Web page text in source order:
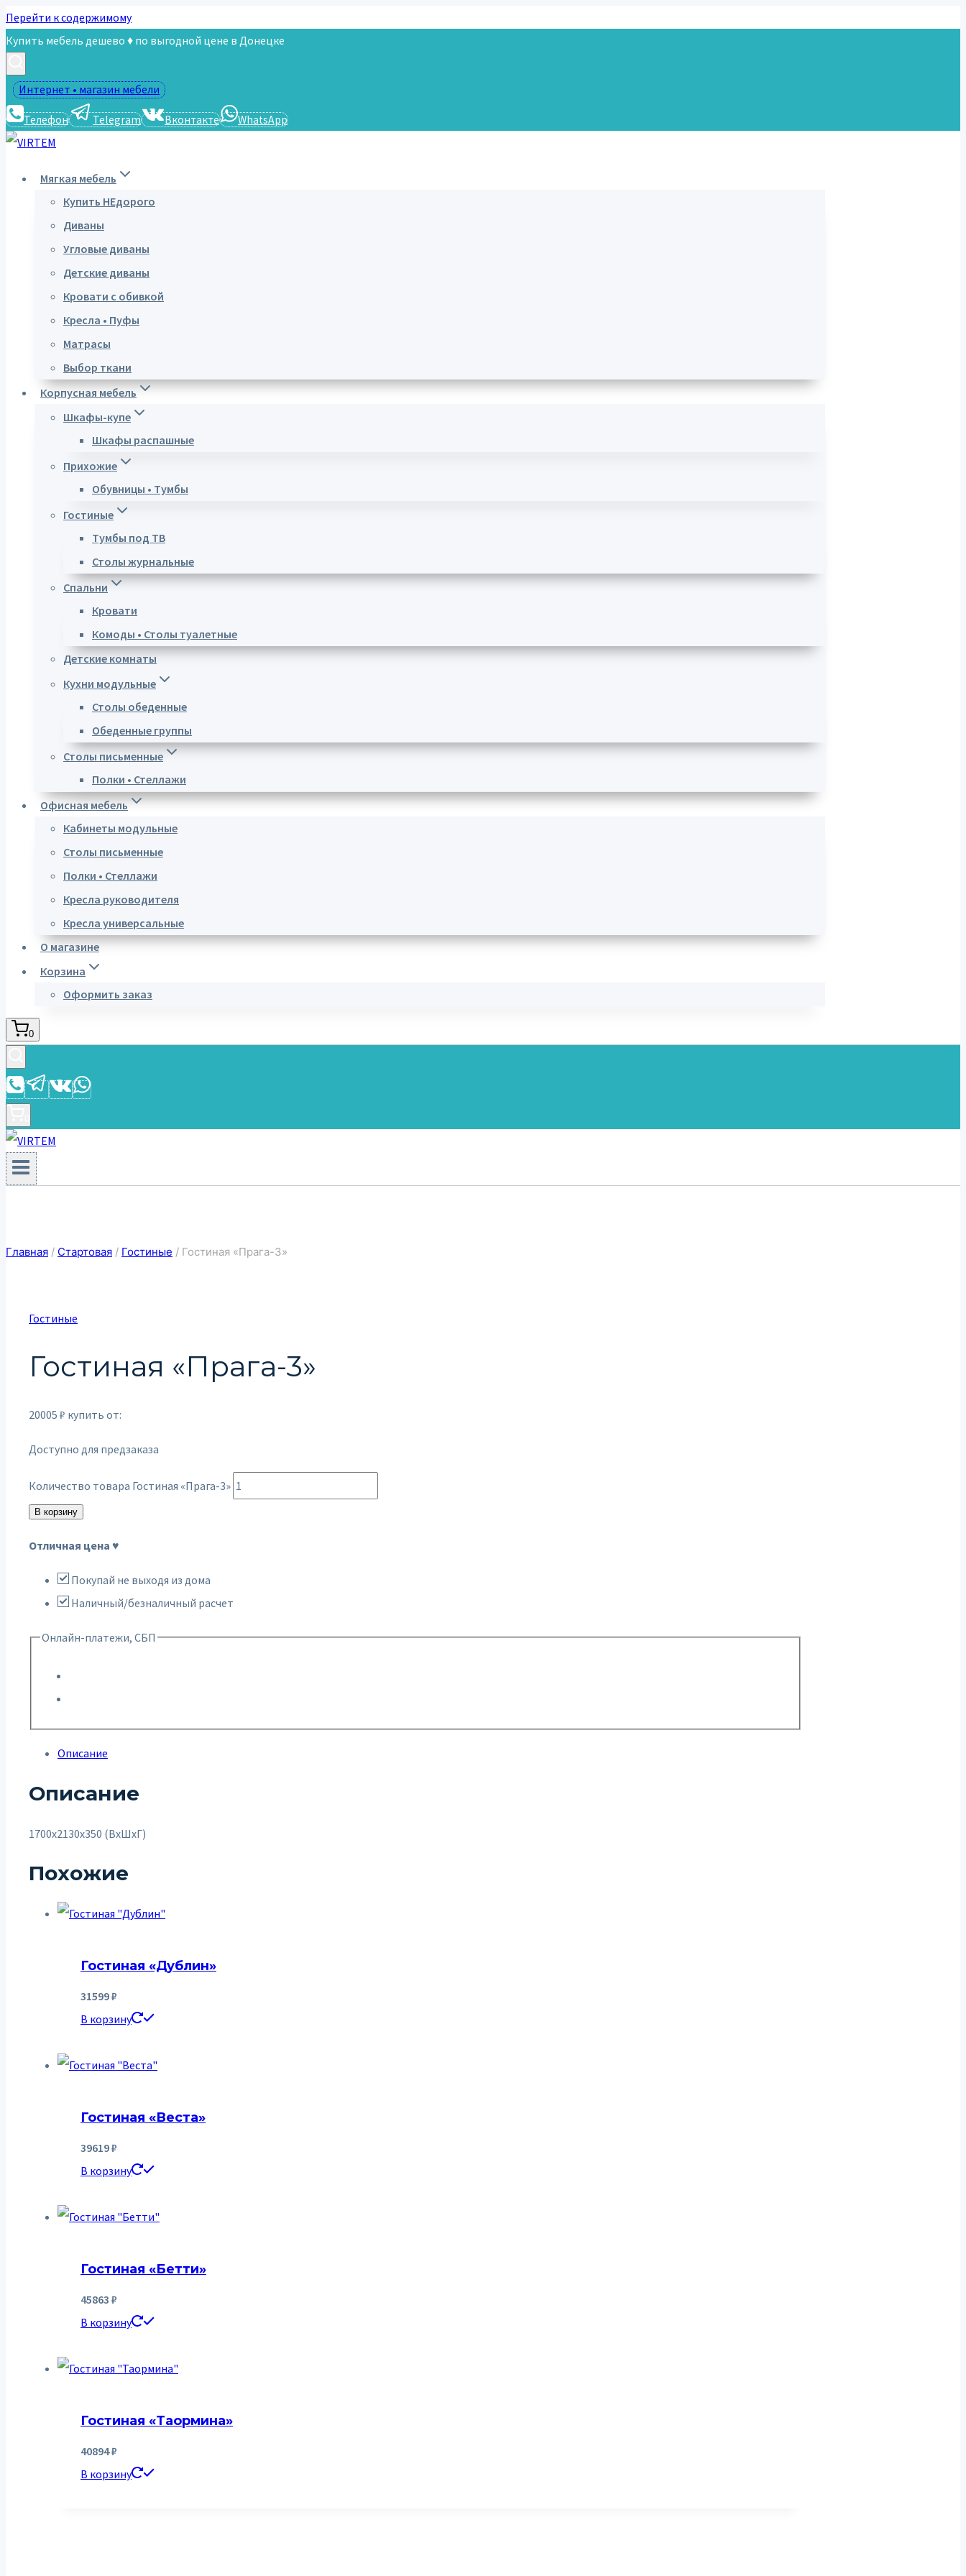
Перейти к содержимому
Купить мебель дешево ♦ по выгодной цене в Донецке
Интернет • магазин мебели
Телефон Telegram Вконтакте WhatsApp
Мягкая мебель
Купить НЕдорого
Диваны
Угловые диваны
Детские диваны
Кровати с обивкой
Кресла • Пуфы
Матрасы
Выбор ткани
Корпусная мебель
Шкафы-купе
Шкафы распашные
Прихожие
Обувницы • Тумбы
Гостиные
Тумбы под ТВ
Столы журнальные
Спальни
Кровати
Комоды • Столы туалетные
Детские комнаты
Кухни модульные
Столы обеденные
Обеденные группы
Столы письменные
Полки • Стеллажи
Офисная мебель
Кабинеты модульные
Столы письменные
Полки • Стеллажи
Кресла руководителя
Кресла универсальные
О магазине
Корзина
Оформить заказ
0
Главная / Стартовая / Гостиные / Гостиная «Прага-3»
Гостиные
Гостиная «Прага-3»
20005 ₽ купить от:
Доступно для предзаказа
Количество товара Гостиная «Прага-3»
В корзину
Отличная цена ♥
Покупай не выходя из дома
Наличный/безналичный расчет
Онлайн-платежи, СБП
Описание
Описание
1700х2130х350 (ВхШхГ)
Похожие
Гостиная «Дублин»
31599₽
В корзину
Гостиная «Веста»
39619₽
В корзину
Гостиная «Бетти»
45863 ₽
В корзину
Гостиная «Таормина»
40894₽
В корзину